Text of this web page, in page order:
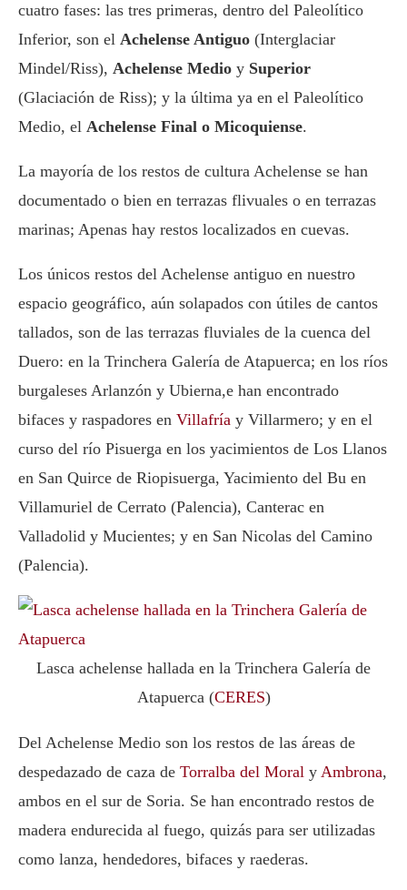
cuatro fases: las tres primeras, dentro del Paleolítico
Inferior, son el Achelense Antiguo (Interglaciar
Mindel/Riss), Achelense Medio y Superior
(Glaciación de Riss); y la última ya en el Paleolítico
Medio, el Achelense Final o Micoquiense.
La mayoría de los restos de cultura Achelense se han
documentado o bien en terrazas flivuales o en terrazas
marinas; Apenas hay restos localizados en cuevas.
Los únicos restos del Achelense antiguo en nuestro
espacio geográfico, aún solapados con útiles de cantos
tallados, son de las terrazas fluviales de la cuenca del
Duero: en la Trinchera Galería de Atapuerca; en los ríos
burgaleses Arlanzón y Ubierna,e han encontrado
bifaces y raspadores en Villafría y Villarmero; y en el
curso del río Pisuerga en los yacimientos de Los Llanos
en San Quirce de Riopisuerga, Yacimiento del Bu en
Villamuriel de Cerrato (Palencia), Canterac en
Valladolid y Mucientes; y en San Nicolas del Camino
(Palencia).
Lasca achelense hallada en la Trinchera Galería de
Atapuerca (CERES)
Del Achelense Medio son los restos de las áreas de
despedazado de caza de Torralba del Moral y Ambrona,
ambos en el sur de Soria. Se han encontrado restos de
madera endurecida al fuego, quizás para ser utilizadas
como lanza, hendedores, bifaces y raederas.